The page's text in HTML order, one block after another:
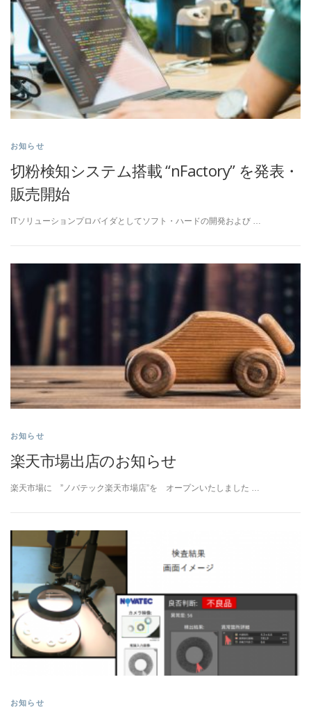
お知らせ
切粉検知システム搭載 “nFactory” を発表・
販売開始
ITソリューションプロバイダとしてソフト・ハードの開発および …
お知らせ
楽天市場出店のお知らせ
楽天市場に ”ノバテック楽天市場店”を オープンいたしました …
お知らせ